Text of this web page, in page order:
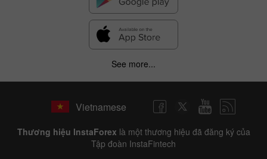
See more...
Vietnamese
Thương hiệu InstaForex là một thương hiệu đã đăng ký của
Tập đoàn InstaFintech